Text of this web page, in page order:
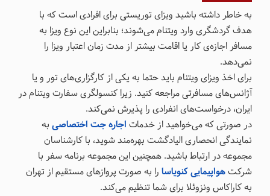
به خاطر داشته باشید ویزای توریستی برای افرادی است که با
هدف گردشگری وارد ویتنام می‌شوند؛ بنابراین این نوع ویزا به
مسافر اجازه‌ی کار یا اقامت بیشتر از مدت زمان اعتبار ویزا را
نمی‌دهد.
برای اخذ ویزای ویتنام باید حتما به یکی از کارگزاری‌های تور و یا
آژانس‌های مسافرتی مراجعه کنید. زیرا کنسولگری سفارت ویتنام در
ایران، درخواست‌های انفرادی را پذیرش نمی‌کند.
در صورتی که می‌خواهید از خدمات اجاره جت اختصاصی به
نمایندگی انحصاری الیادگشت بهره‌مند شوید، با کارشناسان
مجموعه در ارتباط باشید. همچنین این مجموعه برنامه سفر با
شرکتهواپیمایی کنویاسا را به صورت پروازهای مستقیم از تهران
به کاراکاس ونزوئلا برای شما تنظیم می‌کند.